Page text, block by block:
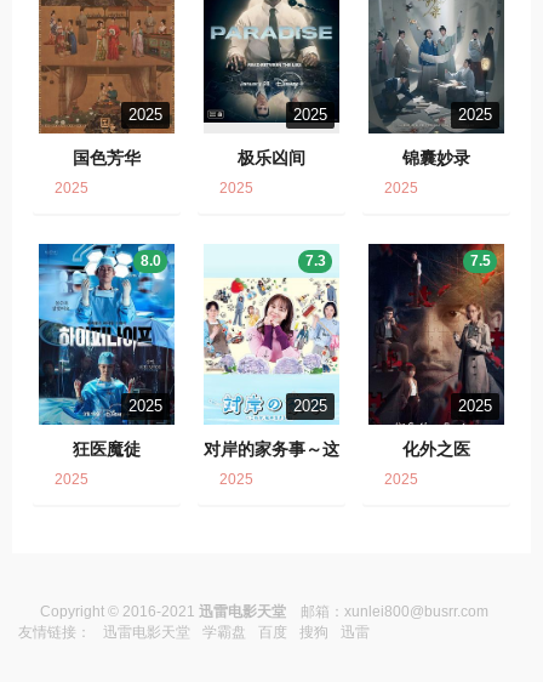
2025
国色芳华
2025
2025
极乐凶间
2025
2025
锦囊妙录
2025
2025
狂医魔徒
8.0
2025
2025
对岸的家务事～这
就是我的生存之
7.3
2025
2025
化外之医
7.5
2025
Copyright © 2016-2021 迅雷电影天堂 邮箱： xunlei800@busrr.com
友情链接：
迅雷电影天堂 学霸盘 百度 搜狗 迅雷